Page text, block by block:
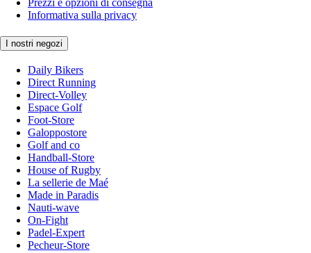
Prezzi e opzioni di consegna
Informativa sulla privacy
I nostri negozi
Daily Bikers
Direct Running
Direct-Volley
Espace Golf
Foot-Store
Galoppostore
Golf and co
Handball-Store
House of Rugby
La sellerie de Maé
Made in Paradis
Nauti-wave
On-Fight
Padel-Expert
Pecheur-Store